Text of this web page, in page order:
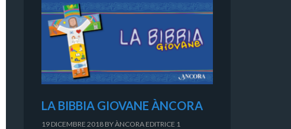
LA BIBBIA GIOVANE ÀNCORA
19 DICEMBRE 2018 BYÀNCORA EDITRICE 1